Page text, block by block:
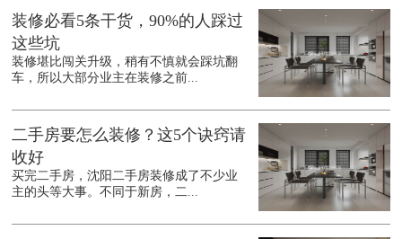
装修必看5条干货，90%的人踩过
这些坑
装修堪比闯关升级，稍有不慎就会踩坑翻
车，所以大部分业主在装修之前...
二手房要怎么装修？这5个诀窍请
收好
买完二手房，沈阳二手房装修成了不少业
主的头等大事。不同于新房，二...